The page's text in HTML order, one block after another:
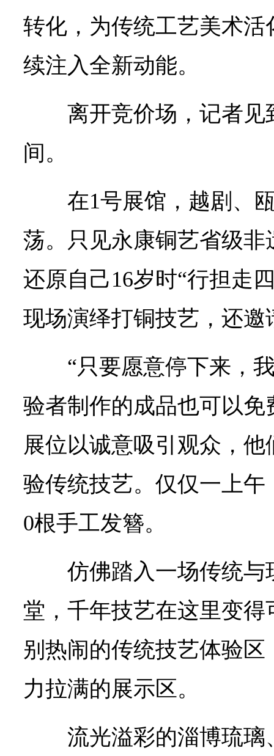
转化，为传统工艺美术
续注入全新动能。
离开竞价场，记者
间。
在1号展馆，越剧、
荡。只见永康铜艺省级
还原自己16岁时“行担走
现场演绎打铜技艺，还
“只要愿意停下来，
验者制作的成品也可以免
展位以诚意吸引观众，
验传统技艺。仅仅一上午
0根手工发簪。
仿佛踏入一场传统
堂，千年技艺在这里变
别热闹的传统技艺体验
力拉满的展示区。
流光溢彩的淄博琉